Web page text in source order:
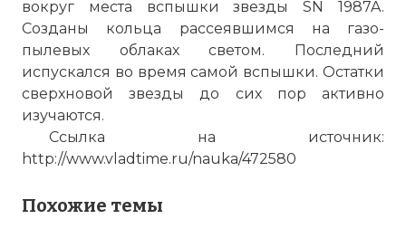
вокруг места вспышки звезды SN 1987A.
Созданы кольца рассеявшимся на газо-
пылевых облаках светом. Последний
испускался во время самой вспышки. Остатки
сверхновой звезды до сих пор активно
изучаются.
Ссылка на источник:
http://www.vladtime.ru/nauka/472580
Похожие темы